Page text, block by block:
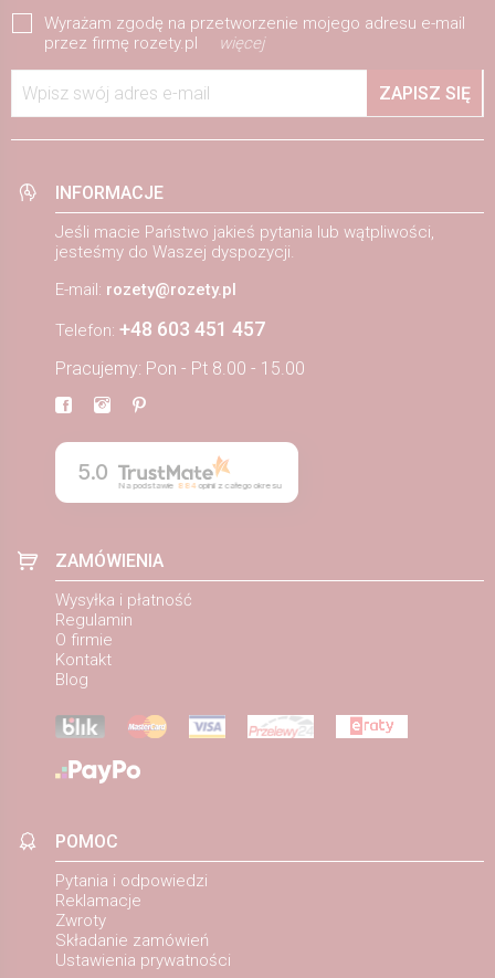
Wyrażam zgodę na przetworzenie mojego adresu e-mail
przez firmę rozety.pl
więcej
Wpisz swój adres e-mail ZAPISZ SIĘ
INFORMACJE
Jeśli macie Państwo jakieś pytania lub wątpliwości,
jesteśmy do Waszej dyspozycji.
E-mail: rozety@rozety.pl
Telefon: +48 603 451 457
Pracujemy: Pon - Pt 8.00 - 15.00
5.0
Na podstawie 884opinii z całego okresu
ZAMÓWIENIA
Wysyłka i płatność
Regulamin
O firmie
Kontakt
Blog
POMOC
Pytania i odpowiedzi
Reklamacje
Zwroty
Składanie zamówień
Ustawienia prywatności